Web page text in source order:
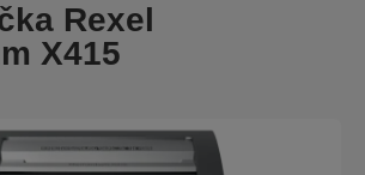
Rexel
X415